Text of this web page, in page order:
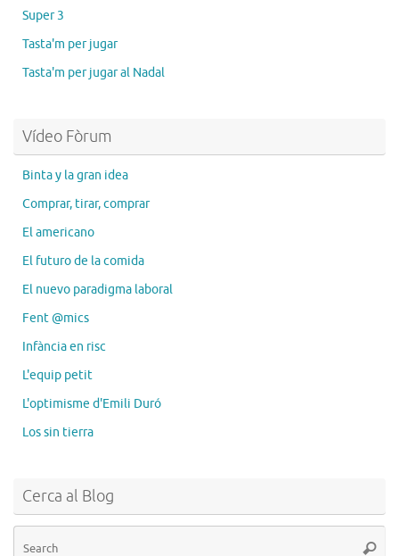
Super 3
Tasta'm per jugar
Tasta'm per jugar al Nadal
Vídeo Fòrum
Binta y la gran idea
Comprar, tirar, comprar
El americano
El futuro de la comida
El nuevo paradigma laboral
Fent @mics
Infància en risc
L'equip petit
L'optimisme d'Emili Duró
Los sin tierra
Cerca al Blog